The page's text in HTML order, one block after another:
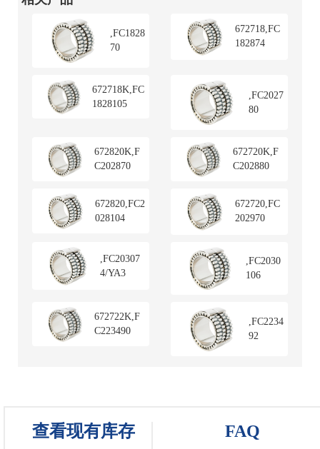
,FC1828
70
672718,FC
182874
672718K,FC
1828105
,FC2027
80
672820K,F
C202870
672720K,F
C202880
672820,FC2
028104
672720,FC
202970
,FC20307
4/YA3
,FC2030
106
672722K,F
C223490
,FC2234
92
查看现有库存 FAQ